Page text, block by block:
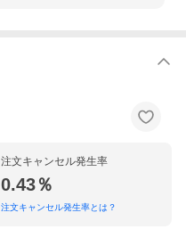
注文キャンセル発生率
0.43％
注文キャンセル発生率とは？